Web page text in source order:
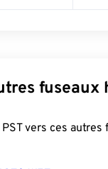
fuseaux
vers ces autres